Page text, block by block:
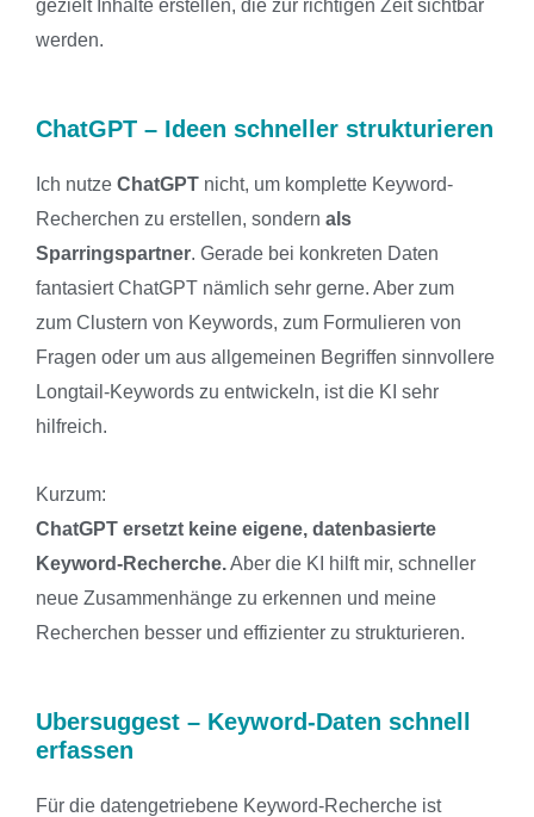
gezielt Inhalte erstellen, die zur richtigen Zeit sichtbar
werden.
ChatGPT – Ideen schneller strukturieren
Ich nutze ChatGPTnicht, um komplette Keyword-
Recherchen zu erstellen, sondern als
Sparringspartner. Gerade bei konkreten Daten
fantasiert ChatGPT nämlich sehr gerne. Aber zum
zum Clustern von Keywords, zum Formulieren von
Fragen oder um aus allgemeinen Begriffen sinnvollere
Longtail-Keywords zu entwickeln, ist die KI sehr
hilfreich.
Kurzum:
ChatGPT ersetzt keine eigene, datenbasierte
Keyword-Recherche.Aber die KI hilft mir, schneller
neue Zusammenhänge zu erkennen und meine
Recherchen besser und effizienter zu strukturieren.
Ubersuggest – Keyword-Daten schnell
erfassen
Für die datengetriebene Keyword-Recherche ist